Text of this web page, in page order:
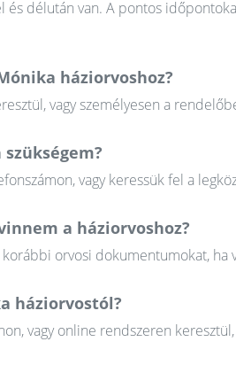
délután van. A pontos
háziorvoshoz?
vagy személyesen a
vagy keressük fel a
a háziorvoshoz?
korábbi orvosi dokumentumokat, ha
háziorvostól?
vagy online rendszeren